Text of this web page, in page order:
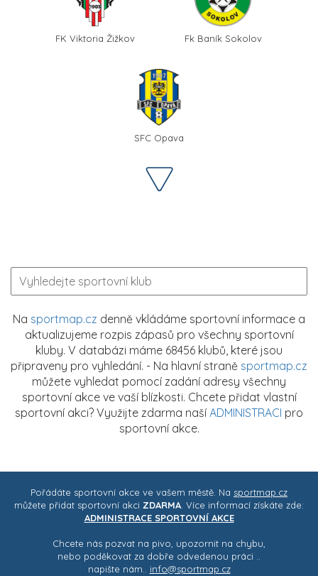
FK Viktoria Žižkov Fk Baník Sokolov
SFC Opava
Na sportmap.cz denně vkládáme sportovní informace a
aktualizujeme rozpis zápasů pro všechny sportovní
kluby. V databázi máme 68456 klubů, které jsou
připraveny pro vyhledání. - Na hlavní straně sportmap.cz
můžete vyhledat pomocí zadání adresy všechny
sportovní akce ve vaší blízkosti. Chcete přidat vlastní
sportovní akci? Využijte zdarma naší ADMINISTRACI pro
sportovní akce.
Pořádáte sportovní akce ve vašem městě. Na sportmap.cz
můžete přidat sportovní akci ZDARMA. Více informací získáte zde:
ADMINISTRACE SPORTOVNÍ AKCE
Chcete nás pozvat na pivo, upozornit na chybu,
nebo poděkovat za dobře odvedenou práci ..
napište nám.. info@sportmap.cz